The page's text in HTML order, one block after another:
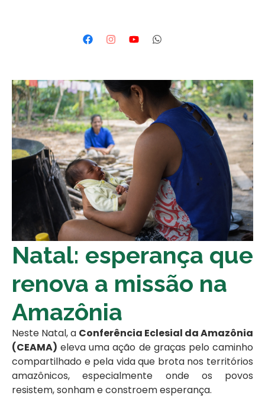
Natal: esperança que
renova a missão na
Amazônia
Neste Natal, a Conferência Eclesial da Amazônia
(CEAMA) eleva uma ação de graças pelo caminho
compartilhado e pela vida que brota nos territórios
amazônicos, especialmente onde os povos
resistem, sonham e constroem esperança.